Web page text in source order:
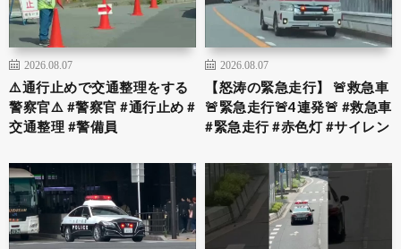
2026.08.07
⚠️通行止めで交通整理をする
警察官⚠️ #警察官 #通行止め #
交通整理 #警備員
2026.08.07
【怒涛の緊急走行】 🚨救急車
🚨緊急走行🚨4連発🚨 #救急車
#緊急走行 #赤色灯 #サイレン